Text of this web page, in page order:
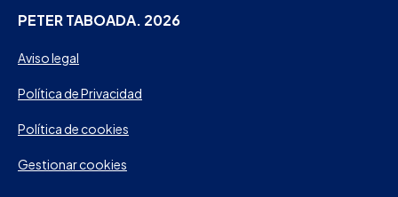
PETER TABOADA. 2026
Aviso legal
Política de Privacidad
Política de cookies
Gestionar cookies